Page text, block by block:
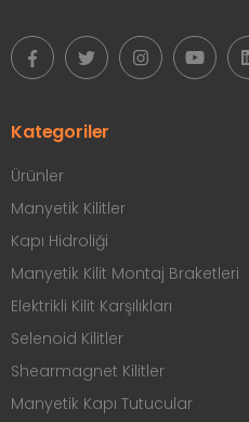
Kategoriler
Ürünler
Manyetik Kilitler
Kapı Hidroliği
Manyetik Kilit Montaj Braketleri
Elektrikli Kilit Karşılıkları
Selenoid Kilitler
Shearmagnet Kilitler
Manyetik Kapı Tutucular